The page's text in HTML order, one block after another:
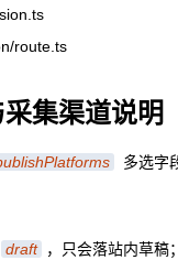
route.ts
集渠道说明
多选字
draft
，只会落站内草稿；